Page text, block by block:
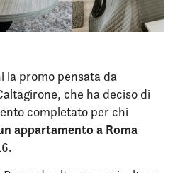
la promo pensata da
che ha deciso di
completato per chi
appartamento a Roma